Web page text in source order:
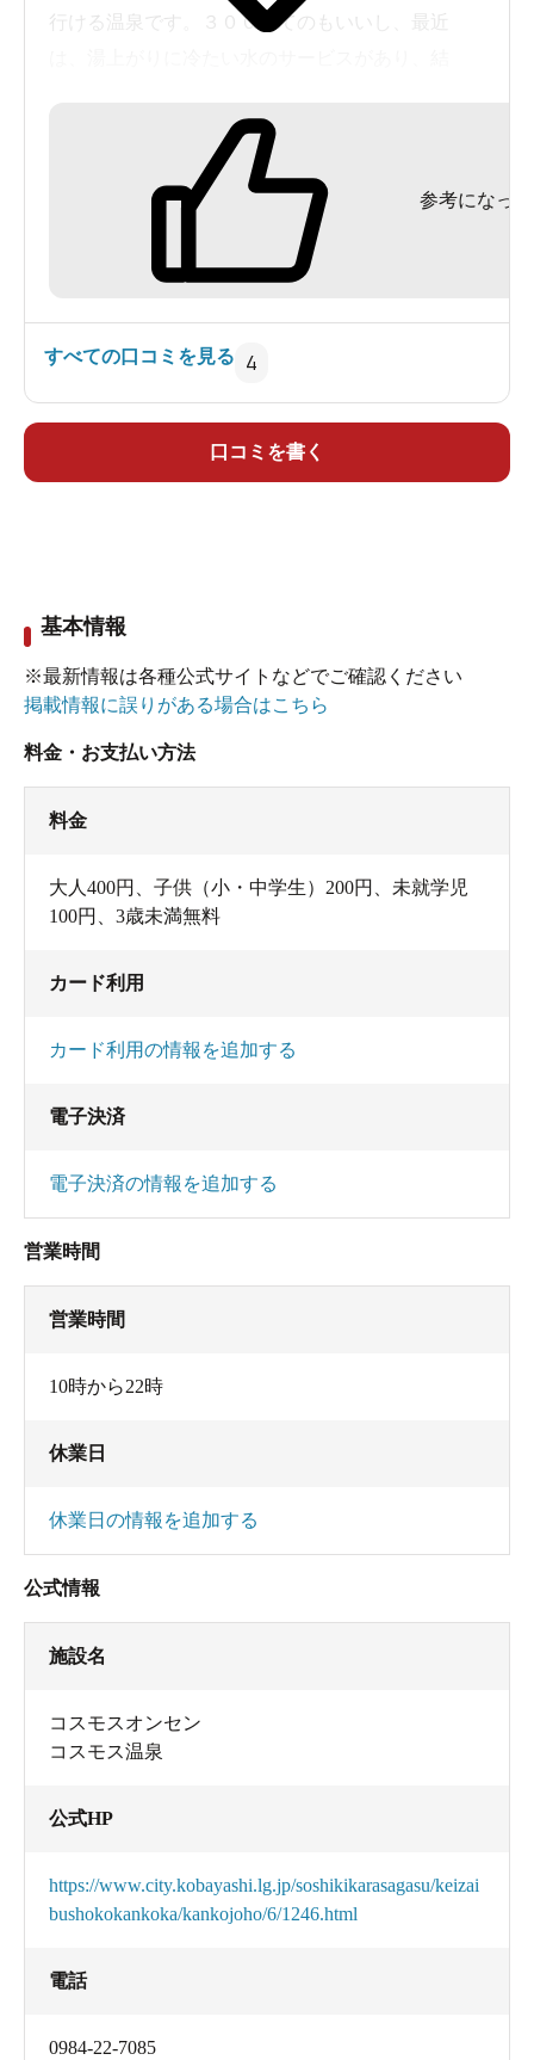
水風呂も有ったし、浴室の真ん中に木製の長椅子
すが、分析表の隣に塩素殺菌有と表示されていま
でも、地方の共同浴場に来た様な素朴な感じがと
ても良かったです。湯も、塩素殺菌しているのか
い？？、って思う様な泉質でしたね。
行ける温泉です。３００円てのもいいし、最近
なんか、感じの良い温泉です。
あと、バスクリンのツムラのホームページで、
炭酸塩素温泉で、全国ベスト１０に入ってまし
参考になった
すべての口コミを見る 4
口コミを書く
基本情報
※最新情報は各種公式サイトなどでご確認ください
掲載情報に誤りがある場合はこちら
料金・お支払い方法
料金
大人400円、子供（小・中学生）200円、未就学児
100円、3歳未満無料
カード利用
カード利用の情報を追加する
電子決済
電子決済の情報を追加する
営業時間
営業時間
10時から22時
休業日
休業日の情報を追加する
公式情報
施設名
コスモスオンセン
コスモス温泉
公式HP
https://www.city.kobayashi.lg.jp/soshikikarasagasu/keizai
bushokokankoka/kankojoho/6/1246.html
電話
0984-22-7085